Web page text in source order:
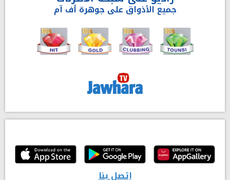
جميع الأذواق على جوهرة أف آم
إتصل بنا